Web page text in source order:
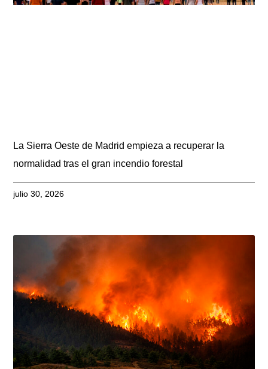
La Sierra Oeste de Madrid empieza a recuperar la
normalidad tras el gran incendio forestal
julio 30, 2026